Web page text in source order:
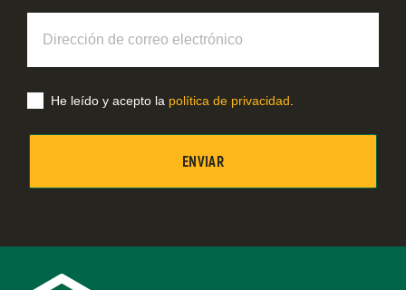
correo
electrónico
He leído y acepto la política de privacidad